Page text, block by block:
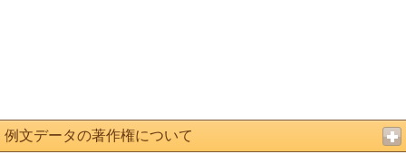
例文データの著作権について